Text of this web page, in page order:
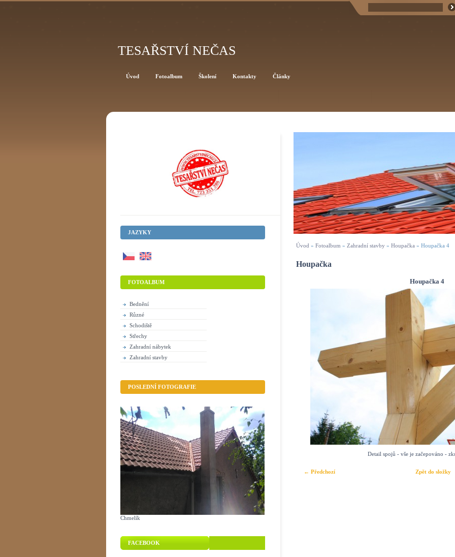
TESAŘSTVÍ NEČAS
Úvod » Fotoalbum » Zahradní stavby » Houpačka » Houpačka 4
Houpačka
Houpačka 4
Detail spojů - vše je začepováno -
← Předchozí Zpět do složky
JAZYKY
Úvod Fotoalbum Školení Kontakty Články
FOTOALBUM
Bednění
Různé
Schodiště
Střechy
Zahradní nábytek
Zahradní stavby
POSLEDNÍ FOTOGRAFIE
Chmelík
FACEBOOK